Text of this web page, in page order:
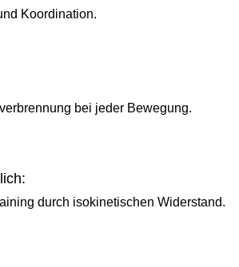
Koordination.
bei jeder Bewegung.
durch isokinetischen Widerstand.